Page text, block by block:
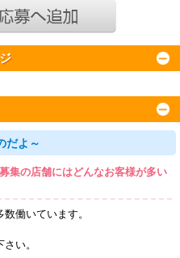
だよ～
の店舗にはどんなお客様が多い
働いています。
い。